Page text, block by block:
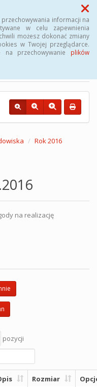
informacji na
w celu zapewnienia
możesz dokonać zmiany
w Twojej przeglądarce.
na przechowywanie plików
Menu
Kęsowo
Rok 2016
na realizację
pozycji
Rozmiar